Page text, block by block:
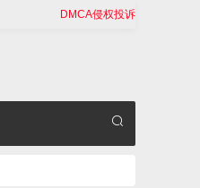
DMCA侵权投诉